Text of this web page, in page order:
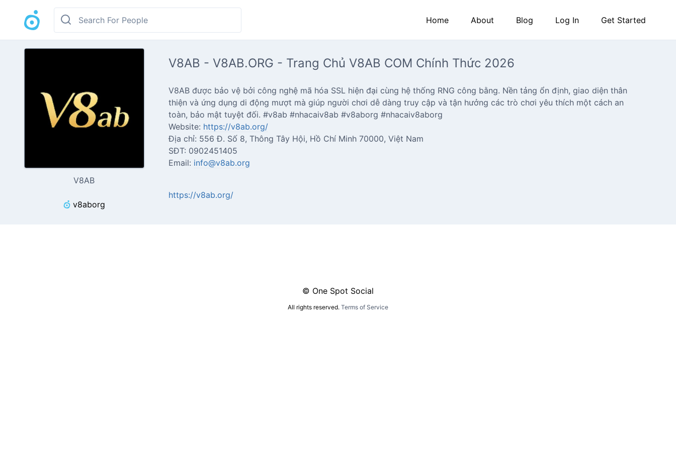
Home About Blog Log In Get Started
V8AB
v8aborg
V8AB - V8AB.ORG - Trang Chủ V8AB COM Chính Thức 2026
V8AB được bảo vệ bởi công nghệ mã hóa SSL hiện đại cùng hệ thống RNG công bằng. Nền tảng ổn định, giao diện thân
thiện và ứng dụng di động mượt mà giúp người chơi dễ dàng truy cập và tận hưởng các trò chơi yêu thích một cách an
toàn, bảo mật tuyệt đối. #v8ab #nhacaiv8ab #v8aborg #nhacaiv8aborg
Website: https://v8ab.org/
Địa chỉ: 556 Đ. Số 8, Thông Tây Hội, Hồ Chí Minh 70000, Việt Nam
SĐT: 0902451405
Email: info@v8ab.org
https://v8ab.org/
© One Spot Social
All rights reserved. Terms of Service